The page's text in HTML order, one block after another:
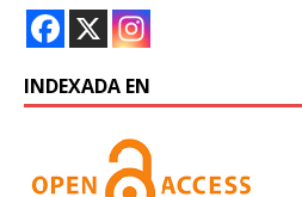
INDEXADA EN